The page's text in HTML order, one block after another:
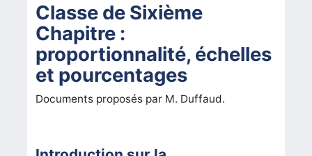
Classe de Sixième
Chapitre :
proportionnalité, échelles
et pourcentages
Documents proposés par M. Duffaud.